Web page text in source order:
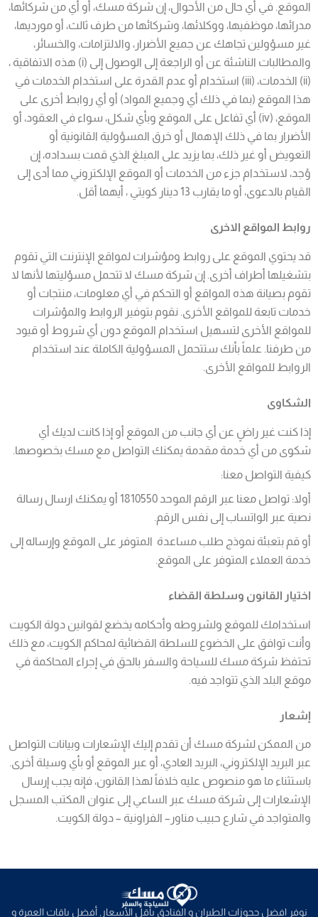
الموقع. في أي حال من الأحوال، إن شركة مسك، أو أي من شركائها،
مدرائها، موظفيها، ووكلائها، وشركائها من طرف ثالث، أو مورديها،
غير مسؤولين تجاهك عن جميع الأضرار، والالتزامات، والخسائر،
والمطالبات الناشئة عن أو الراجعة إلى الوصول إلى (i) هذه الاتفاقية ،
(ii) الخدمات، (iii) استخدام أو عدم القدرة على استخدام الخدمات في
هذا الموقع (بما في ذلك أي وجميع المواد) أو أي روابط أخرى على
الموقع، (iv) أي تفاعل على الموقع وبأي شكل، سواء في العقود، أو
الأضرار بما في ذلك الإهمال أو خرق المسؤولية القانونية أو
التعويض أو غير ذلك، بما يزيد على المبلغ الذي قمت بسداده، إن
وُجد، لاستخدام جزء من الخدمات أو الموقع الإلكتروني مما أدى إلى
القيام بالدعوى، أو ما يقارب 13 دينار كويتي ، أيهما أقل
.
روابط المواقع الاخرى
قد يحتوي الموقع على روابط ومؤشرات لمواقع الإنترنت التي تقوم
بتشغيلها أطراف أخرى. إن شركة مسك لا تتحمل مسؤليتها لأنها لا
تقوم بصيانة هذه المواقع أو التحكم في أي معلومات، منتجات أو
خدمات تابعة للمواقع الأخرى. نقوم بتوفير الروابط والمؤشرات
للمواقع الأخرى لتسهيل استخدام الموقع دون أي شروط أو قيود
من طرفنا. علماً بأنك ستتحمل المسؤولية الكاملة عند استخدام
الروابط للمواقع الأخرى.
الشكاوى
إذا كنت غير راضٍ عن أي جانب من الموقع أو إذا كانت لديك أي
شكوى من أي خدمة مقدمة يمكنك التواصل مع مسك بخصوصها.
كيفية التواصل معنا:
أولا: تواصل معنا عبر الرقم الموحد 1810550 أو يمكنك ارسال رسالة
نصية عبر الواتساب إلى نفس الرقم.
أو قم بتعبئة نموذج طلب مساعدة المتوفر على الموقع وإرساله إلى
خدمة العملاء المتوفر على الموقع.
اختيار القانون وسلطة القضاء
استخدامك للموقع ولشروطه وأحكامه يخضع لقوانين دولة الكويت
وأنت توافق على الخضوع للسلطة القضائية لمحاكم الكويت، مع ذلك
تحتفظ شركة مسك للسياحة والسفر بالحق في إجراء المحاكمة في
موقع البلد الذي تتواجد فيه.
إشعار
من الممكن لشركة مسك أن تقدم إليك الإشعارات وبيانات التواصل
عبر البريد الإلكتروني، البريد العادي، أو عبر الموقع أو بأي وسيلة أخرى.
باستثناء ما هو منصوص عليه خلافاً لهذا القانون، فإنه يجب إرسال
الإشعارات إلى شركة مسك عبر الساعي إلى عنوان المكتب المسجل
والمتواجد في شارع حبيب مناور– الفراونية – دولة الكويت.
نوفر افضل حجوزات الطيران و الفنادق بأقل الأسعار, أفضل باقات العمرة و